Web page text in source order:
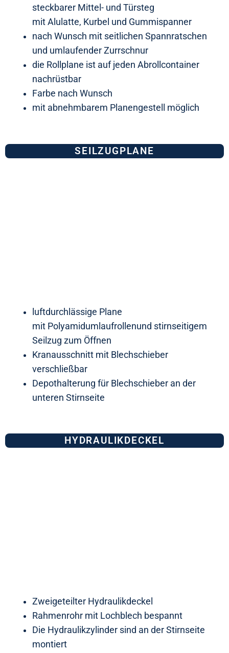
steckbarer Mittel- und Türsteg
mit Alulatte, Kurbel und Gummispanner
nach Wunsch mit seitlichen Spannratschen
und umlaufender Zurrschnur
die Rollplane ist auf jeden Abrollcontainer
nachrüstbar
Farbe nach Wunsch
mit abnehmbarem Planengestell möglich
luftdurchlässige Plane
mit Polyamidumlaufrollenund stirnseitigem
Seilzug zum Öffnen
Kranausschnitt mit Blechschieber
verschließbar
Depothalterung für Blechschieber an der
unteren Stirnseite
SEILZUGPLANE
HYDRAULIKDECKEL
Zweigeteilter Hydraulikdeckel
Rahmenrohr mit Lochblech bespannt
Die Hydraulikzylinder sind an der Stirnseite
montiert